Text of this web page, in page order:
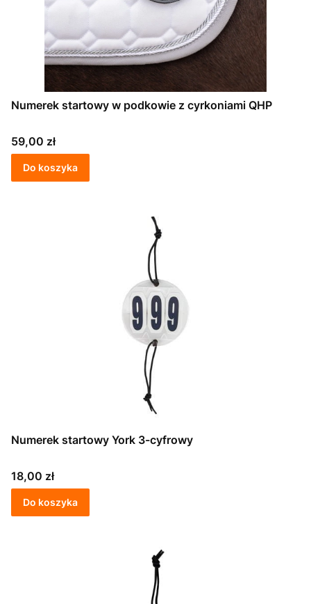
Numerek startowy w podkowie z cyrkoniami QHP
Cena
59,00 zł
Do koszyka
Numerek startowy York 3-cyfrowy
Cena
18,00 zł
Do koszyka